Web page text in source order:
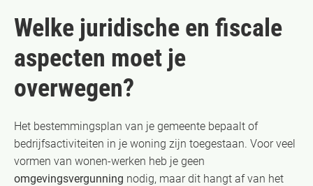
Welke juridische en fiscale
aspecten moet je
overwegen?
Het bestemmingsplan van je gemeente bepaalt of
bedrijfsactiviteiten in je woning zijn toegestaan. Voor veel
vormen van wonen-werken heb je geen
omgevingsvergunning nodig, maar dit hangt af van het